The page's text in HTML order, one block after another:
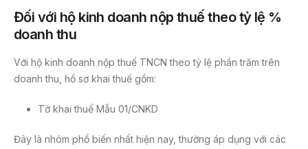
Đối với hộ kinh doanh nộp thuế theo tỷ lệ %
doanh thu
Với hộ kinh doanh nộp thuế TNCN theo tỷ lệ phần trăm trên
doanh thu, hồ sơ khai thuế gồm:
Tờ khai thuế Mẫu 01/CNKD
Đây là nhóm phổ biến nhất hiện nay, thường áp dụng với các